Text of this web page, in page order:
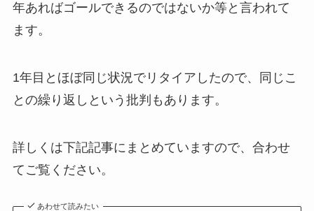
年あればゴールできるのではないか等と言われて
ます。
1年目とほぼ同じ状況でリタイアしたので、同じこ
との繰り返しという批判もあります。
詳しくは下記記事にまとめていますので、合わせ
てご覧ください。
あわせて読みたい